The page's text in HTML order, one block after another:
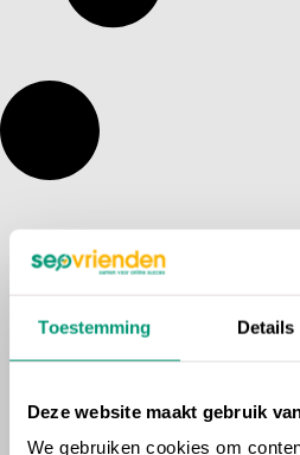
Toestemming Details
Deze website maakt gebruik
We gebruiken cookies om